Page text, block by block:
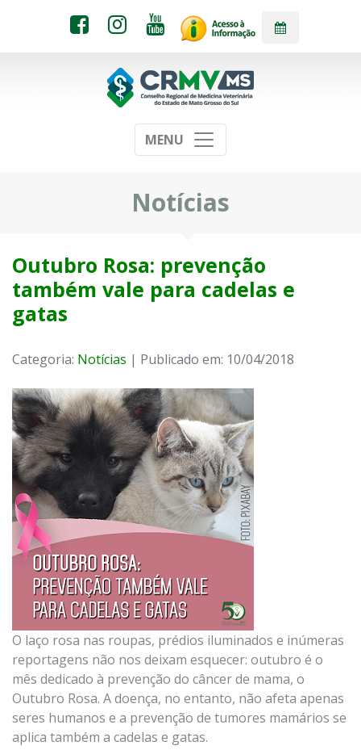
MENU
Notícias
Outubro Rosa: prevenção
também vale para cadelas e
gatas
Categoria: Notícias | Publicado em: 10/04/2018
O laço rosa nas roupas, prédios iluminados e inúmeras
reportagens não nos deixam esquecer: outubro é o
mês dedicado à prevenção do câncer de mama, o
Outubro Rosa. A doença, no entanto, não afeta apenas
seres humanos e a prevenção de tumores mamários se
aplica também a cadelas e gatas.